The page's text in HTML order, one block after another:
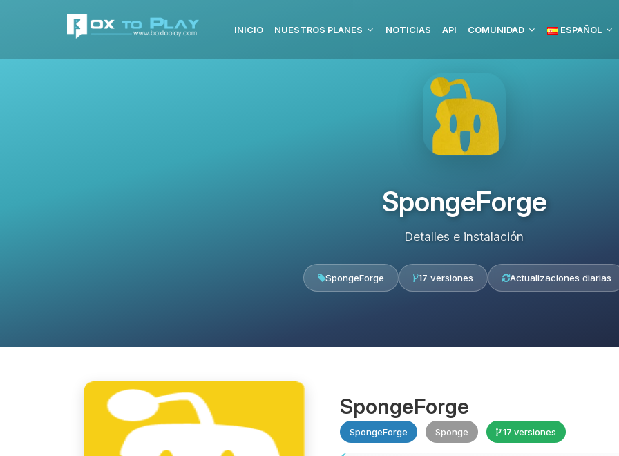
INICIO NUESTROS PLANES NOTICIAS API COMUNIDAD ESPAÑOL
SpongeForge
Detalles e instalación
SpongeForge 17 versiones Actualizaciones diarias
SpongeForge
SpongeForge Sponge 17 versiones